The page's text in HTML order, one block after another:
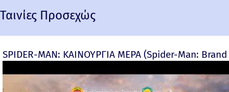
Ταινίες Προσεχώς
SPIDER-MAN: ΚΑΙΝΟΥΡΓΙΑ ΜΕΡΑ (Spider-Man: